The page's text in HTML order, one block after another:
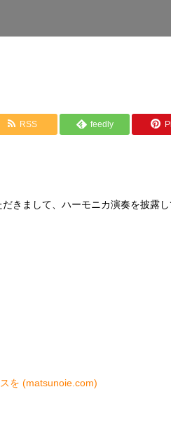
RSS feedly
きまして、ハーモニカ演奏を披露
を (matsunoie.com)